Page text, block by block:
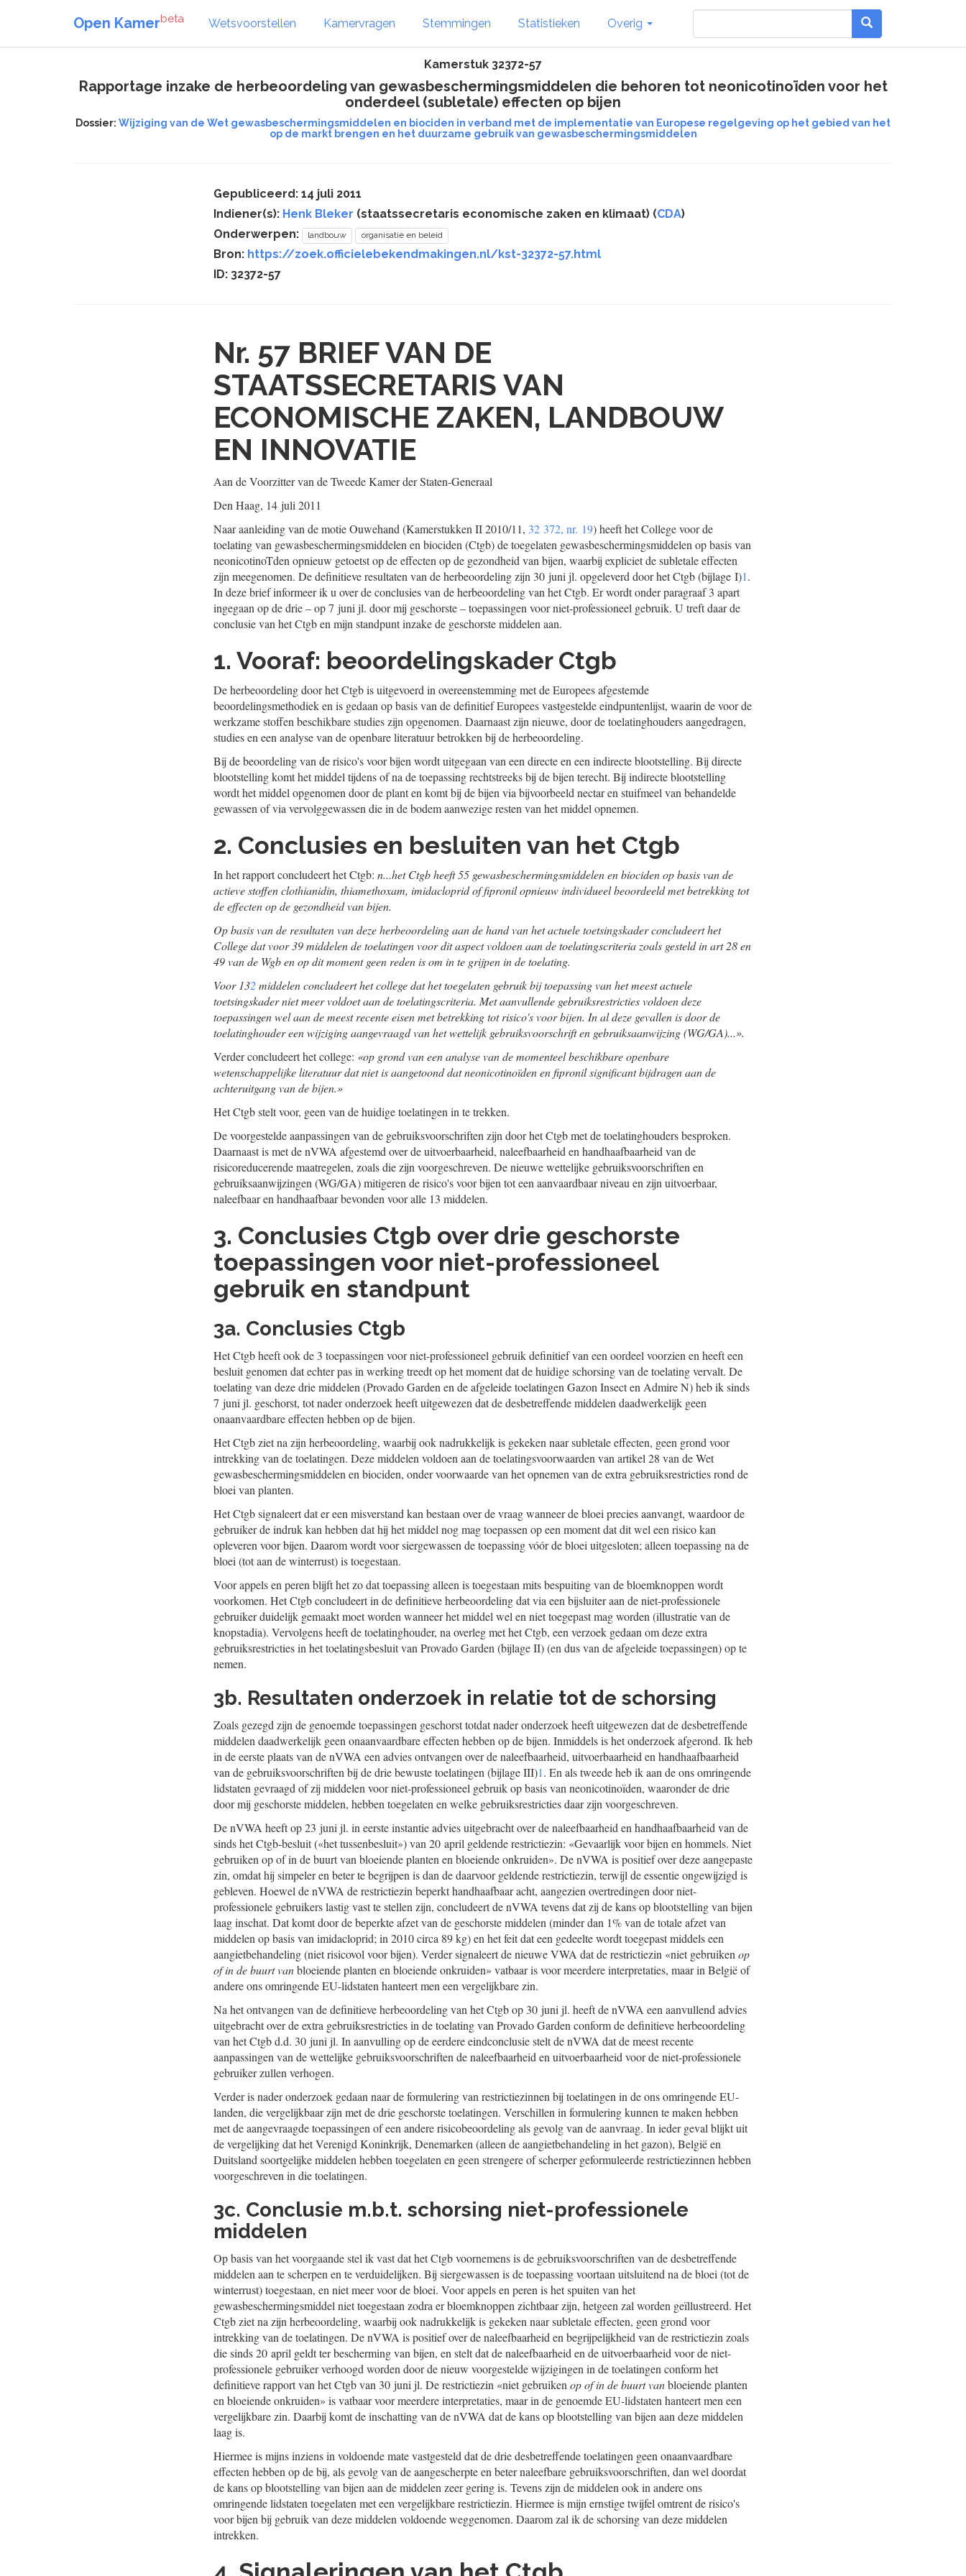
Open Kamerbeta Wetsvoorstellen Kamervragen Stemmingen Statistieken Overig
Kamerstuk 32372-57
Rapportage inzake de herbeoordeling van gewasbeschermingsmiddelen die behoren tot neonicotinoïden voor het
onderdeel (subletale) effecten op bijen
Dossier: Wijziging van de Wet gewasbeschermingsmiddelen en biociden in verband met de implementatie van Europese regelgeving op het gebied van het
op de markt brengen en het duurzame gebruik van gewasbeschermingsmiddelen
Gepubliceerd: 14 juli 2011
Indiener(s): Henk Bleker (staatssecretaris economische zaken en klimaat) (CDA)
Onderwerpen:
landbouw organisatie en beleid
Bron: https://zoek.officielebekendmakingen.nl/kst-32372-57.html
ID: 32372-57
Nr. 57 BRIEF VAN DE
STAATSSECRETARIS VAN
ECONOMISCHE ZAKEN, LANDBOUW
EN INNOVATIE
Aan de Voorzitter van de Tweede Kamer der Staten-Generaal
Den Haag, 14 juli 2011
Naar aanleiding van de motie Ouwehand (Kamerstukken II 2010/11, 32 372, nr. 19) heeft het College voor de
toelating van gewasbeschermingsmiddelen en biociden (Ctgb) de toegelaten gewasbeschermingsmiddelen op basis van
neonicotinoTden opnieuw getoetst op de effecten op de gezondheid van bijen, waarbij expliciet de subletale effecten
zijn meegenomen. De definitieve resultaten van de herbeoordeling zijn 30 juni jl. opgeleverd door het Ctgb (bijlage I)1.
In deze brief informeer ik u over de conclusies van de herbeoordeling van het Ctgb. Er wordt onder paragraaf 3 apart
ingegaan op de drie – op 7 juni jl. door mij geschorste – toepassingen voor niet-professioneel gebruik. U treft daar de
conclusie van het Ctgb en mijn standpunt inzake de geschorste middelen aan.
1. Vooraf: beoordelingskader Ctgb
De herbeoordeling door het Ctgb is uitgevoerd in overeenstemming met de Europees afgestemde
beoordelingsmethodiek en is gedaan op basis van de definitief Europees vastgestelde eindpuntenlijst, waarin de voor de
werkzame stoffen beschikbare studies zijn opgenomen. Daarnaast zijn nieuwe, door de toelatinghouders aangedragen,
studies en een analyse van de openbare literatuur betrokken bij de herbeoordeling.
Bij de beoordeling van de risico's voor bijen wordt uitgegaan van een directe en een indirecte blootstelling. Bij directe
blootstelling komt het middel tijdens of na de toepassing rechtstreeks bij de bijen terecht. Bij indirecte blootstelling
wordt het middel opgenomen door de plant en komt bij de bijen via bijvoorbeeld nectar en stuifmeel van behandelde
gewassen of via vervolggewassen die in de bodem aanwezige resten van het middel opnemen.
2. Conclusies en besluiten van het Ctgb
In het rapport concludeert het Ctgb: n...het Ctgb heeft 55 gewasbeschermingsmiddelen en biociden op basis van de
actieve stoffen clothianidin, thiamethoxam, imidacloprid of fipronil opnieuw individueel beoordeeld met betrekking tot
de effecten op de gezondheid van bijen.
Op basis van de resultaten van deze herbeoordeling aan de hand van het actuele toetsingskader concludeert het
College dat voor 39 middelen de toelatingen voor dit aspect voldoen aan de toelatingscriteria zoals gesteld in art 28 en
49 van de Wgb en op dit moment geen reden is om in te grijpen in de toelating.
Voor 132middelen concludeert het college dat het toegelaten gebruik bij toepassing van het meest actuele
toetsingskader niet meer voldoet aan de toelatingscriteria. Met aanvullende gebruiksrestricties voldoen deze
toepassingen wel aan de meest recente eisen met betrekking tot risico's voor bijen. In al deze gevallen is door de
toelatinghouder een wijziging aangevraagd van het wettelijk gebruiksvoorschrift en gebruiksaanwijzing (WG/GA)...».
Verder concludeert het college: «op grond van een analyse van de momenteel beschikbare openbare
wetenschappelijke literatuur dat niet is aangetoond dat neonicotinoïden en fipronil significant bijdragen aan de
achteruitgang van de bijen.»
Het Ctgb stelt voor, geen van de huidige toelatingen in te trekken.
De voorgestelde aanpassingen van de gebruiksvoorschriften zijn door het Ctgb met de toelatinghouders besproken.
Daarnaast is met de nVWA afgestemd over de uitvoerbaarheid, naleefbaarheid en handhaafbaarheid van de
risicoreducerende maatregelen, zoals die zijn voorgeschreven. De nieuwe wettelijke gebruiksvoorschriften en
gebruiksaanwijzingen (WG/GA) mitigeren de risico's voor bijen tot een aanvaardbaar niveau en zijn uitvoerbaar,
naleefbaar en handhaafbaar bevonden voor alle 13 middelen.
3. Conclusies Ctgb over drie geschorste
toepassingen voor niet-professioneel
gebruik en standpunt
3a. Conclusies Ctgb
Het Ctgb heeft ook de 3 toepassingen voor niet-professioneel gebruik definitief van een oordeel voorzien en heeft een
besluit genomen dat echter pas in werking treedt op het moment dat de huidige schorsing van de toelating vervalt. De
toelating van deze drie middelen (Provado Garden en de afgeleide toelatingen Gazon Insect en Admire N) heb ik sinds
7 juni jl. geschorst, tot nader onderzoek heeft uitgewezen dat de desbetreffende middelen daadwerkelijk geen
onaanvaardbare effecten hebben op de bijen.
Het Ctgb ziet na zijn herbeoordeling, waarbij ook nadrukkelijk is gekeken naar subletale effecten, geen grond voor
intrekking van de toelatingen. Deze middelen voldoen aan de toelatingsvoorwaarden van artikel 28 van de Wet
gewasbeschermingsmiddelen en biociden, onder voorwaarde van het opnemen van de extra gebruiksrestricties rond de
bloei van planten.
Het Ctgb signaleert dat er een misverstand kan bestaan over de vraag wanneer de bloei precies aanvangt, waardoor de
gebruiker de indruk kan hebben dat hij het middel nog mag toepassen op een moment dat dit wel een risico kan
opleveren voor bijen. Daarom wordt voor siergewassen de toepassing vóór de bloei uitgesloten; alleen toepassing na de
bloei (tot aan de winterrust) is toegestaan.
Voor appels en peren blijft het zo dat toepassing alleen is toegestaan mits bespuiting van de bloemknoppen wordt
voorkomen. Het Ctgb concludeert in de definitieve herbeoordeling dat via een bijsluiter aan de niet-professionele
gebruiker duidelijk gemaakt moet worden wanneer het middel wel en niet toegepast mag worden (illustratie van de
knopstadia). Vervolgens heeft de toelatinghouder, na overleg met het Ctgb, een verzoek gedaan om deze extra
gebruiksrestricties in het toelatingsbesluit van Provado Garden (bijlage II) (en dus van de afgeleide toepassingen) op te
nemen.
3b. Resultaten onderzoek in relatie tot de schorsing
Zoals gezegd zijn de genoemde toepassingen geschorst totdat nader onderzoek heeft uitgewezen dat de desbetreffende
middelen daadwerkelijk geen onaanvaardbare effecten hebben op de bijen. Inmiddels is het onderzoek afgerond. Ik heb
in de eerste plaats van de nVWA een advies ontvangen over de naleefbaarheid, uitvoerbaarheid en handhaafbaarheid
van de gebruiksvoorschriften bij de drie bewuste toelatingen (bijlage III)1. En als tweede heb ik aan de ons omringende
lidstaten gevraagd of zij middelen voor niet-professioneel gebruik op basis van neonicotinoïden, waaronder de drie
door mij geschorste middelen, hebben toegelaten en welke gebruiksrestricties daar zijn voorgeschreven.
De nVWA heeft op 23 juni jl. in eerste instantie advies uitgebracht over de naleefbaarheid en handhaafbaarheid van de
sinds het Ctgb-besluit («het tussenbesluit») van 20 april geldende restrictiezin: «Gevaarlijk voor bijen en hommels. Niet
gebruiken op of in de buurt van bloeiende planten en bloeiende onkruiden». De nVWA is positief over deze aangepaste
zin, omdat hij simpeler en beter te begrijpen is dan de daarvoor geldende restrictiezin, terwijl de essentie ongewijzigd is
gebleven. Hoewel de nVWA de restrictiezin beperkt handhaafbaar acht, aangezien overtredingen door niet-
professionele gebruikers lastig vast te stellen zijn, concludeert de nVWA tevens dat zij de kans op blootstelling van bijen
laag inschat. Dat komt door de beperkte afzet van de geschorste middelen (minder dan 1% van de totale afzet van
middelen op basis van imidacloprid; in 2010 circa 89 kg) en het feit dat een gedeelte wordt toegepast middels een
aangietbehandeling (niet risicovol voor bijen). Verder signaleert de nieuwe VWA dat de restrictiezin «niet gebruiken op
of in de buurt vanbloeiende planten en bloeiende onkruiden» vatbaar is voor meerdere interpretaties, maar in België of
andere ons omringende EU-lidstaten hanteert men een vergelijkbare zin.
Na het ontvangen van de definitieve herbeoordeling van het Ctgb op 30 juni jl. heeft de nVWA een aanvullend advies
uitgebracht over de extra gebruiksrestricties in de toelating van Provado Garden conform de definitieve herbeoordeling
van het Ctgb d.d. 30 juni jl. In aanvulling op de eerdere eindconclusie stelt de nVWA dat de meest recente
aanpassingen van de wettelijke gebruiksvoorschriften de naleefbaarheid en uitvoerbaarheid voor de niet-professionele
gebruiker zullen verhogen.
Verder is nader onderzoek gedaan naar de formulering van restrictiezinnen bij toelatingen in de ons omringende EU-
landen, die vergelijkbaar zijn met de drie geschorste toelatingen. Verschillen in formulering kunnen te maken hebben
met de aangevraagde toepassingen of een andere risicobeoordeling als gevolg van de aanvraag. In ieder geval blijkt uit
de vergelijking dat het Verenigd Koninkrijk, Denemarken (alleen de aangietbehandeling in het gazon), België en
Duitsland soortgelijke middelen hebben toegelaten en geen strengere of scherper geformuleerde restrictiezinnen hebben
voorgeschreven in die toelatingen.
3c. Conclusie m.b.t. schorsing niet-professionele
middelen
Op basis van het voorgaande stel ik vast dat het Ctgb voornemens is de gebruiksvoorschriften van de desbetreffende
middelen aan te scherpen en te verduidelijken. Bij siergewassen is de toepassing voortaan uitsluitend na de bloei (tot de
winterrust) toegestaan, en niet meer voor de bloei. Voor appels en peren is het spuiten van het
gewasbeschermingsmiddel niet toegestaan zodra er bloemknoppen zichtbaar zijn, hetgeen zal worden geïllustreerd. Het
Ctgb ziet na zijn herbeoordeling, waarbij ook nadrukkelijk is gekeken naar subletale effecten, geen grond voor
intrekking van de toelatingen. De nVWA is positief over de naleefbaarheid en begrijpelijkheid van de restrictiezin zoals
die sinds 20 april geldt ter bescherming van bijen, en stelt dat de naleefbaarheid en de uitvoerbaarheid voor de niet-
professionele gebruiker verhoogd worden door de nieuw voorgestelde wijzigingen in de toelatingen conform het
definitieve rapport van het Ctgb van 30 juni jl. De restrictiezin «niet gebruiken op of in de buurt vanbloeiende planten
en bloeiende onkruiden» is vatbaar voor meerdere interpretaties, maar in de genoemde EU-lidstaten hanteert men een
vergelijkbare zin. Daarbij komt de inschatting van de nVWA dat de kans op blootstelling van bijen aan deze middelen
laag is.
Hiermee is mijns inziens in voldoende mate vastgesteld dat de drie desbetreffende toelatingen geen onaanvaardbare
effecten hebben op de bij, als gevolg van de aangescherpte en beter naleefbare gebruiksvoorschriften, dan wel doordat
de kans op blootstelling van bijen aan de middelen zeer gering is. Tevens zijn de middelen ook in andere ons
omringende lidstaten toegelaten met een vergelijkbare restrictiezin. Hiermee is mijn ernstige twijfel omtrent de risico's
voor bijen bij gebruik van deze middelen voldoende weggenomen. Daarom zal ik de schorsing van deze middelen
intrekken.